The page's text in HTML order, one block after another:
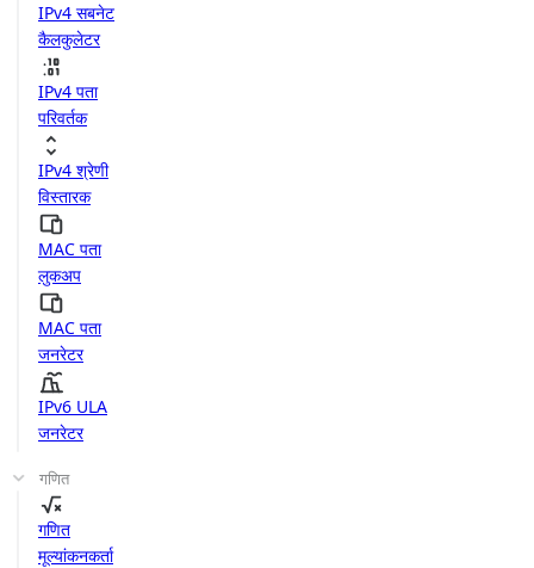
IPv4 सबनेट
कैलकुलेटर
IPv4 पता
परिवर्तक
IPv4 श्रेणी
विस्तारक
MAC पता
लुकअप
MAC पता
जनरेटर
IPv6 ULA
जनरेटर
गणित
गणित
मूल्यांकनकर्ता